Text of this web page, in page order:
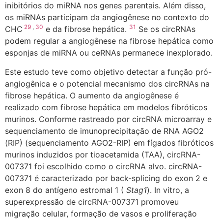
inibitórios do miRNA nos genes parentais. Além disso,
os miRNAs participam da angiogênese no contexto do
CHC 29 , 30 e da fibrose hepática. 31 Se os circRNAs
podem regular a angiogênese na fibrose hepática como
esponjas de miRNA ou ceRNAs permanece inexplorado.
Este estudo teve como objetivo detectar a função pró-
angiogênica e o potencial mecanismo dos circRNAs na
fibrose hepática. O aumento da angiogênese é
realizado com fibrose hepática em modelos fibróticos
murinos. Conforme rastreado por circRNA microarray e
sequenciamento de imunoprecipitação de RNA AGO2
(RIP) (sequenciamento AGO2-RIP) em fígados fibróticos
murinos induzidos por tioacetamida (TAA), circRNA-
007371 foi escolhido como o circRNA alvo. circRNA-
007371 é caracterizado por back-splicing do exon 2 e
exon 8 do antígeno estromal 1 ( Stag1). In vitro, a
superexpressão de circRNA-007371 promoveu
migração celular, formação de vasos e proliferação